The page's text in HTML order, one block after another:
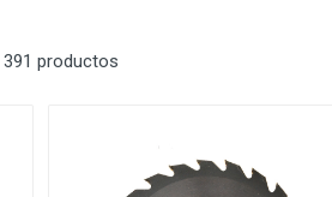
productos